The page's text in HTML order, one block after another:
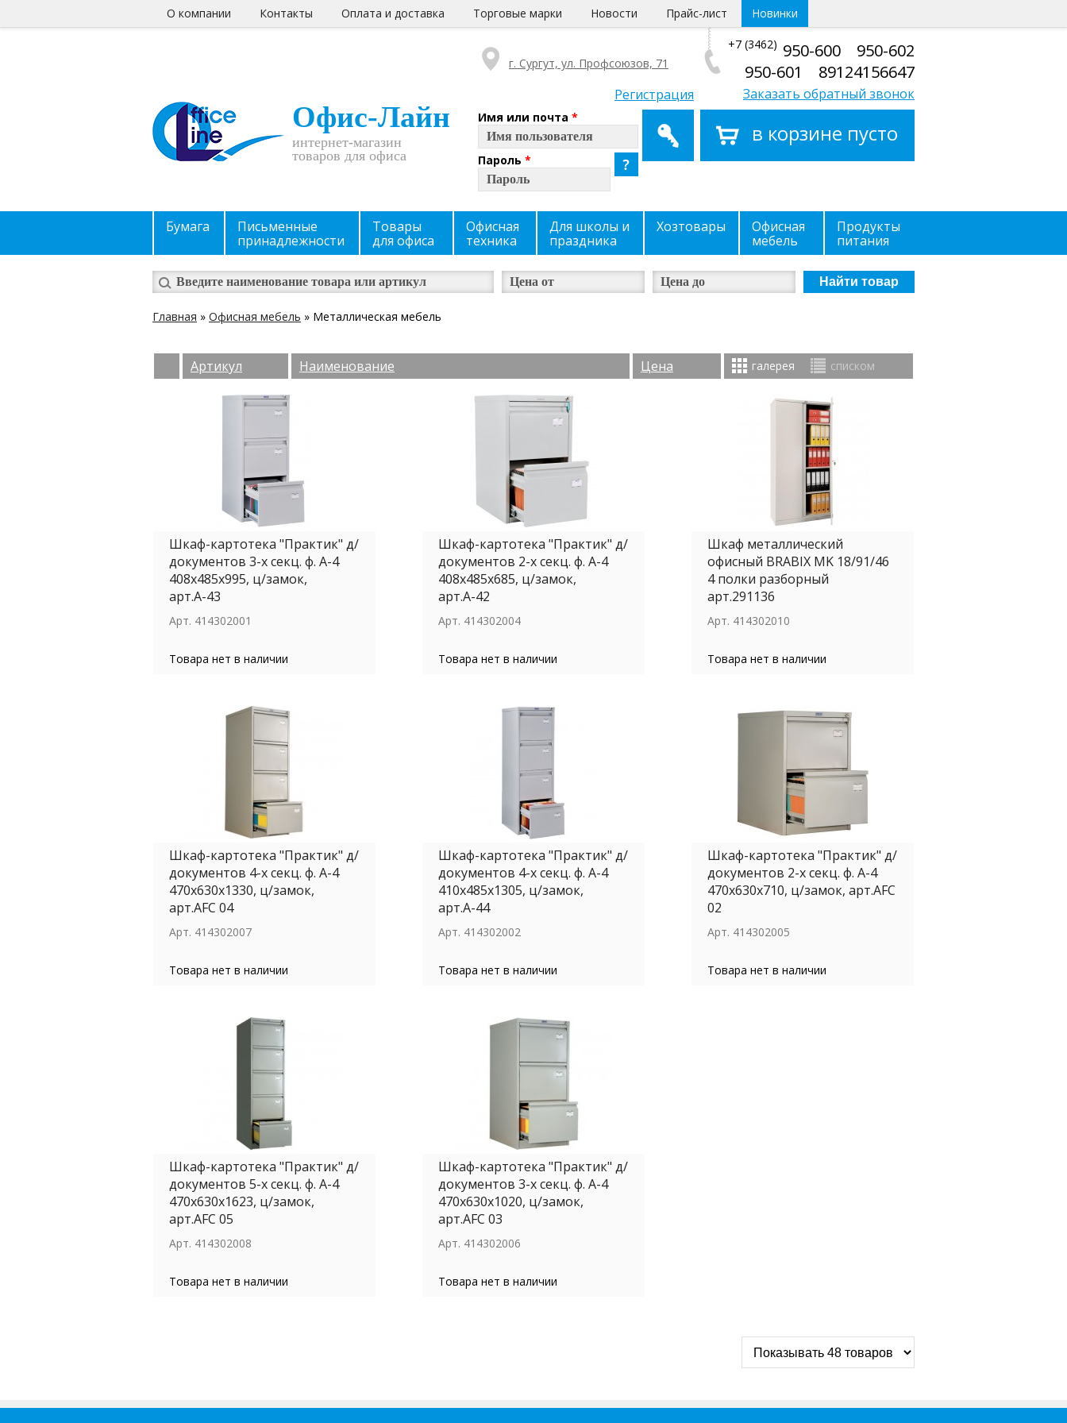
О компании Контакты Оплата и доставка Торговые марки Новости Прайс-лист Новинки
г. Сургут, ул. Профсоюзов, 71
+7 (3462) 950-600 950-602
950-601 89124156647
Заказать обратный звонок
Офис-Лайн
интернет-магазин
товаров для офиса
Имя или почта *
Пароль *
Регистрация
в корзине пусто
Бумага
Письменные
принадлежности
Товары
для офиса
Офисная
техника
Для школы и
праздника
Хозтовары
Офисная
мебель
Продукты
питания
Вы здесь
Главная » Офисная мебель » Металлическая мебель
Артикул Наименование Цена галерея списком
Шкаф-картотека "Практик" д/
документов 3-х секц. ф. А-4
408х485х995, ц/замок,
арт.А-43
Арт. 414302001
Товара нет в наличии
Шкаф-картотека "Практик" д/
документов 2-х секц. ф. А-4
408х485х685, ц/замок,
арт.А-42
Арт. 414302004
Товара нет в наличии
Шкаф металлический
офисный BRABIX MK 18/91/46
4 полки разборный
арт.291136
Арт. 414302010
Товара нет в наличии
Шкаф-картотека "Практик" д/
документов 4-х секц. ф. А-4
470х630х1330, ц/замок,
арт.АFC 04
Арт. 414302007
Товара нет в наличии
Шкаф-картотека "Практик" д/
документов 4-х секц. ф. А-4
410х485х1305, ц/замок,
арт.А-44
Арт. 414302002
Товара нет в наличии
Шкаф-картотека "Практик" д/
документов 2-х секц. ф. А-4
470х630х710, ц/замок, арт.АFC
02
Арт. 414302005
Товара нет в наличии
Шкаф-картотека "Практик" д/
документов 5-х секц. ф. А-4
470х630х1623, ц/замок,
арт.АFC 05
Арт. 414302008
Товара нет в наличии
Шкаф-картотека "Практик" д/
документов 3-х секц. ф. А-4
470х630х1020, ц/замок,
арт.АFC 03
Арт. 414302006
Товара нет в наличии